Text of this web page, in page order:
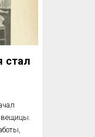
—
и его
стал
вещицы.